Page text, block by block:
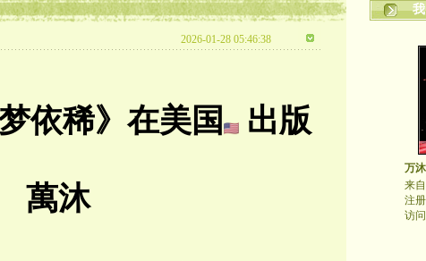
2026-01-28 05:46:38
依稀》在美国 出版
萬沐
万沐
来
注
访